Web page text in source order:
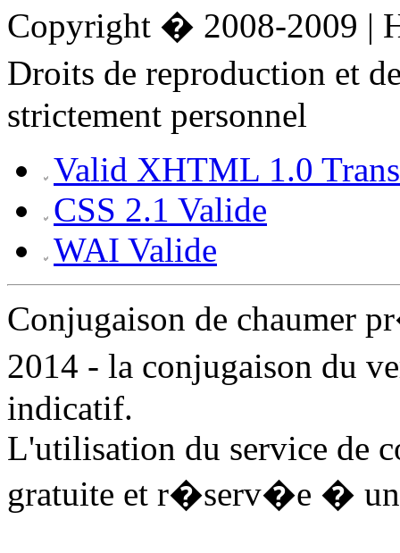
Copyright � 2008-2009 |
Droits de reproduction et
strictement personnel
Valid XHTML 1.0
CSS 2.1 Valide
WAI Valide
Conjugaison de chaumer
2014 - la conjugaison du
indicatif.
L'utilisation du service de
gratuite et r�serv�e � un